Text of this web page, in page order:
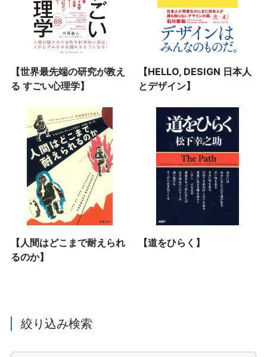
【世界最先端の研究が教え
る すごい心理学】
【HELLO, DESIGN 日本人
とデザイン】
【人間はどこまで耐えられ
るのか】
【道をひらく】
絞り込み検索